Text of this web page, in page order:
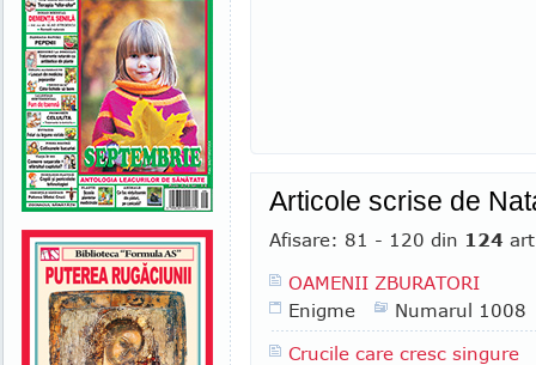
Articole scrise de
Afisare: 81 - 120 din 124
OAMENII ZBURATORI
Enigme
Numarul 1008
Crucile care cresc singure